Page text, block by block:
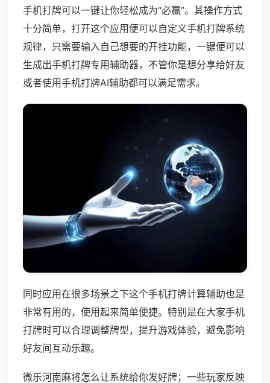
手机打牌可以一键让你轻松成为“必赢”。其操作方式
十分简单，打开这个应用便可以自定义手机打牌系统
规律，只需要输入自己想要的开挂功能，一键便可以
生成出手机打牌专用辅助器，不管你是想分享给好友
或者使用手机打牌AI辅助都可以满足需求。
同时应用在很多场景之下这个手机打牌计算辅助也是
非常有用的，使用起来简单便捷。特别是在大家手机
打牌时可以合理调整牌型，提升游戏体验，避免影响
好友间互动乐趣。
微乐河南麻将怎么让系统给你发好牌；一些玩家反映